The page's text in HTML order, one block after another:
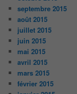
septembre 2015
août 2015
juillet 2015
juin 2015
mai 2015
avril 2015
mars 2015
février 2015